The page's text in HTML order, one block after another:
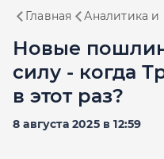
Главная Аналитика и
Новые
силу - когда
в этот раз?
8 августа 2025 в 12:59